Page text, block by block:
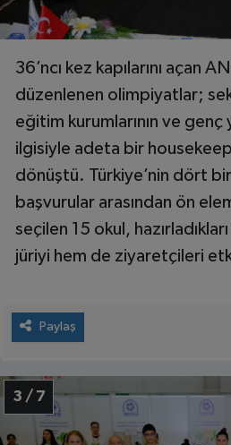
36’ncı kez kapılarını açan
düzenlenen olimpiyatlar;
eğitim kurumlarının ve
ilgisiyle adeta bir
dönüştü. Türkiye’nin dört
başvurular arasından ön
seçilen 15 okul,
jüriyi hem de ziyaretçileri
Paylaş
3 / 7